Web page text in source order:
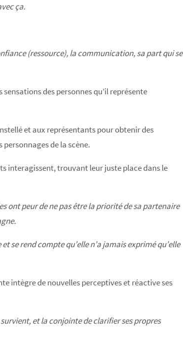
ça.
(ressource), la communication, sa part qui se
des personnes qu’il représente
et aux représentants pour obtenir des
de la scène.
interagissent, trouvant leur juste place dans le
ont peur de ne pas être la priorité de sa partenaire
se rend compte qu’elle n’a jamais exprimé qu’elle
intègre de nouvelles perceptives et réactive ses
et la conjointe de clarifier ses propres